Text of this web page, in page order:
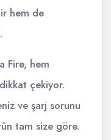
hem de
Fire, hem
çekiyor.
ve şarj sorunu
tam size göre.